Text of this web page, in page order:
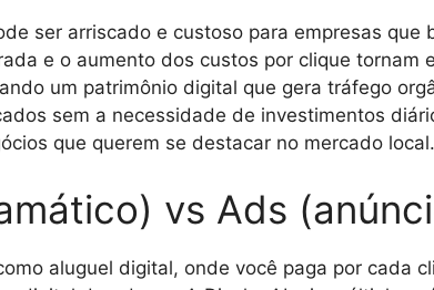
ser arriscado e custoso para empresas que
e o aumento dos custos por clique tornam
um patrimônio digital que gera tráfego
sem a necessidade de investimentos
que querem se destacar no mercado local.
vs Ads
aluguel digital, onde você paga por cada